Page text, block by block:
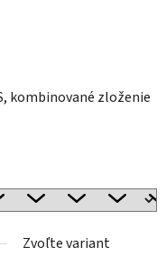
kombinované zloženie
Zvoľte variant